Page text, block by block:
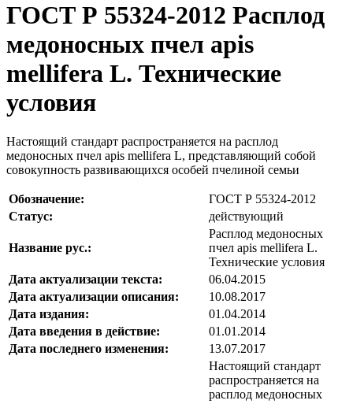
ГОСТ Р 55324-2012 Расплод
медоносных пчел apis
mellifera L. Технические
условия
Настоящий стандарт распространяется на расплод
медоносных пчел apis mellifera L, представляющий собой
совокупность развивающихся особей пчелиной семьи
Обозначение:
ГОСТ Р 55324-2012
Статус:
действующий
Название рус.:
Расплод медоносных
пчел apis mellifera L.
Технические условия
Дата актуализации текста:
06.04.2015
Дата актуализации описания:
10.08.2017
Дата издания:
01.04.2014
Дата введения в действие:
01.01.2014
Дата последнего изменения:
13.07.2017
Настоящий стандарт
распространяется на
расплод медоносных